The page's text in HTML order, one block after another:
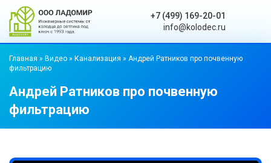
+7 (499) 169-20-01
info@kolodec.ru
Главная » Видео » Канализация » Андрей Ратников про почвенную
фильтрацию
Андрей Ратников про почвенную
фильтрацию